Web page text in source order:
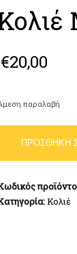
€20,00
παραλαβή
ΠΡΟΣΘΉΚΗ
Κολιέ